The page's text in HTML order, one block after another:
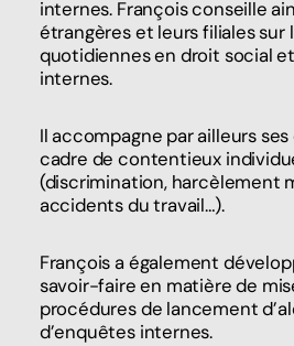
internes. François conseille
étrangères et leurs filiales sur
quotidiennes en droit social
internes.
Il accompagne par ailleurs
cadre de contentieux
(discrimination, harcèlement
accidents du travail…).
François a également
savoir-faire en matière de
procédures de lancement
d’enquêtes internes.